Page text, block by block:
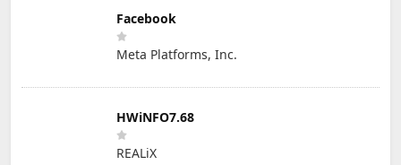
Facebook
Meta Platforms, Inc.
HWiNFO7.68
REALiX